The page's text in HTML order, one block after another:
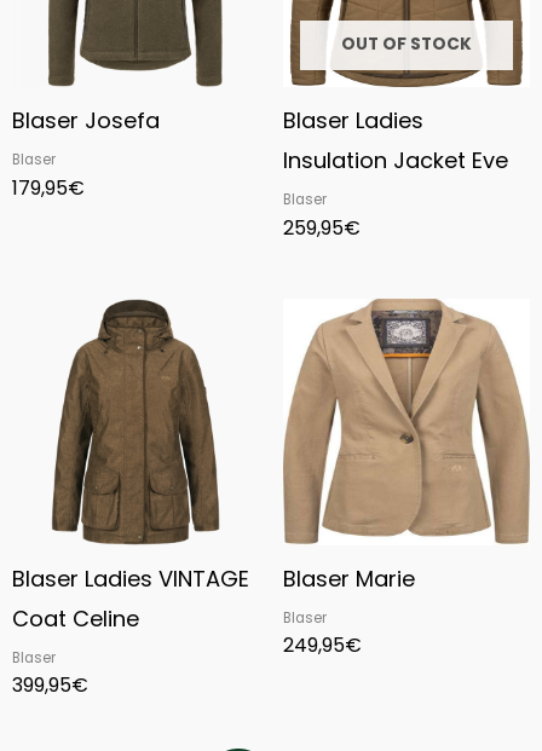
Blaser Josefa
Blaser
179,95€
OUT OF STOCK
Blaser Ladies
Insulation Jacket Eve
Blaser
259,95€
Blaser Ladies VINTAGE
Coat Celine
Blaser
399,95€
Blaser Marie
Blaser
249,95€